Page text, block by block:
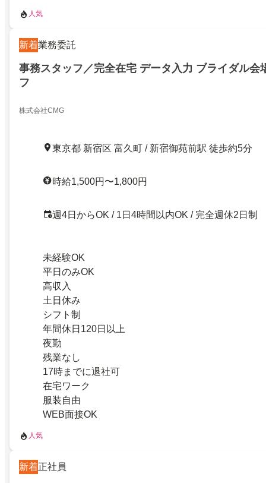
人気
新着業務委託
事務スタッフ／完全在宅 データ入力 ブライダル会
フ
株式会社CMG
東京都 新宿区 富久町 / 新宿御苑前駅 徒歩約5分
時給1,500円〜1,800円
週4日からOK / 1日4時間以内OK / 完全週休2日制
未経験OK
平日のみOK
高収入
土日休み
シフト制
年間休日120日以上
夜勤
残業なし
17時までに退社可
在宅ワーク
服装自由
WEB面接OK
人気
新着正社員